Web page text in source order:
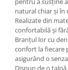
natural chiar și în
Realizate din
confortabilă și
Branțul lor cu
confort la fiecare
asigurând o
Dispun de o